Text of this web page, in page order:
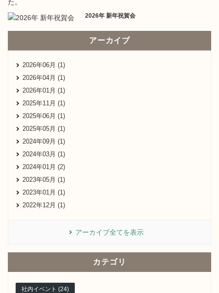
2026年 新年祝賀会
アーカイブ
2026年06月 (1)
2026年04月 (1)
2026年01月 (1)
2025年11月 (1)
2025年06月 (1)
2025年05月 (1)
2024年09月 (1)
2024年03月 (1)
2024年01月 (2)
2023年05月 (1)
2023年01月 (1)
2022年12月 (1)
アーカイブ全てを表示
カテゴリ
社内イベント (24)